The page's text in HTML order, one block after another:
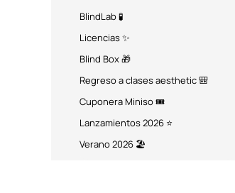
BlindLab 🧪
Licencias ✨
Blind Box 🎁
Regreso a clases aesthetic 🎒
Cuponera Miniso 🎟️
Lanzamientos 2026 ⭐
Verano 2026 🏖️